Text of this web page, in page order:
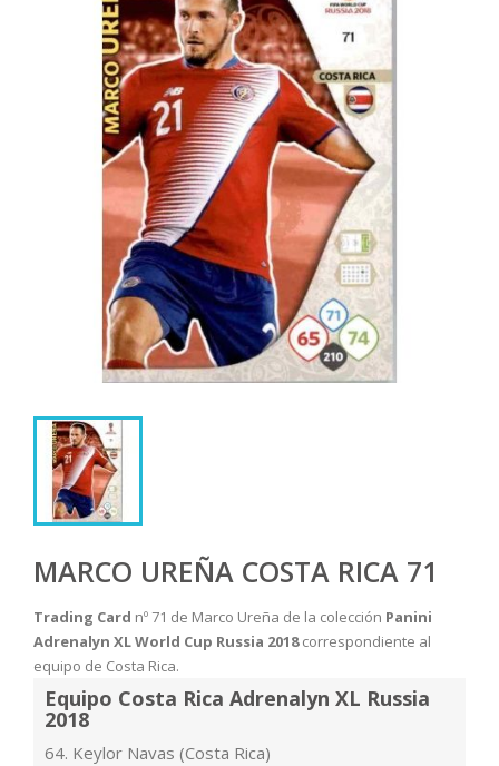
MARCO UREÑA COSTA RICA 71
Trading Card nº 71 de Marco Ureña de la colección Panini
Adrenalyn XL World Cup Russia 2018correspondiente al
equipo de Costa Rica.
Equipo Costa Rica Adrenalyn XL Russia
2018
64. Keylor Navas (Costa Rica)